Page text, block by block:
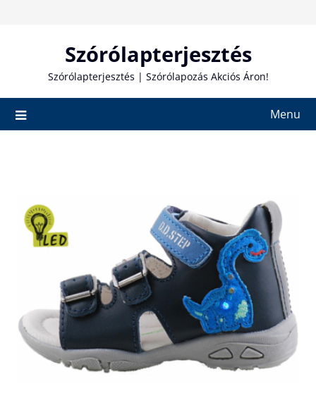
Szórólapterjesztés
Szórólapterjesztés | Szórólapozás Akciós Áron!
Menu